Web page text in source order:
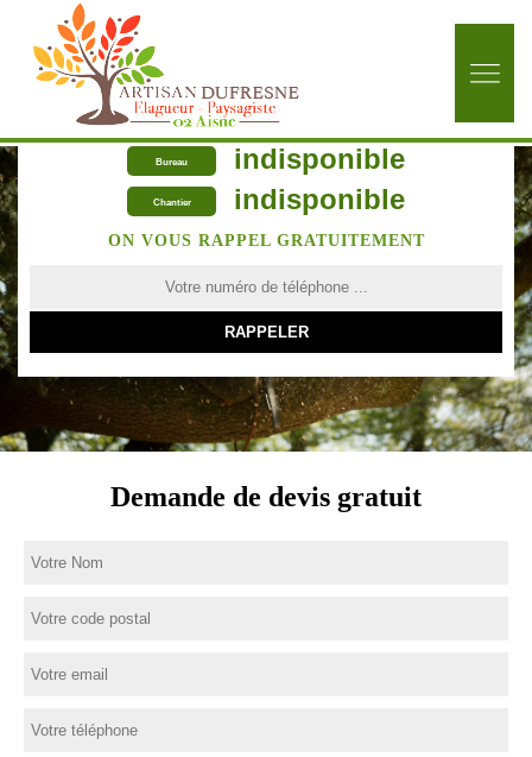
Bureau indisponible
Chantier indisponible
ON VOUS RAPPEL GRATUITEMENT
Demande de devis gratuit